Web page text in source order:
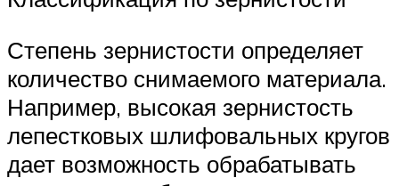
Степень зернистости определяет
количество снимаемого материала.
Например, высокая зернистость
лепестковых шлифовальных кругов
дает возможность обрабатывать